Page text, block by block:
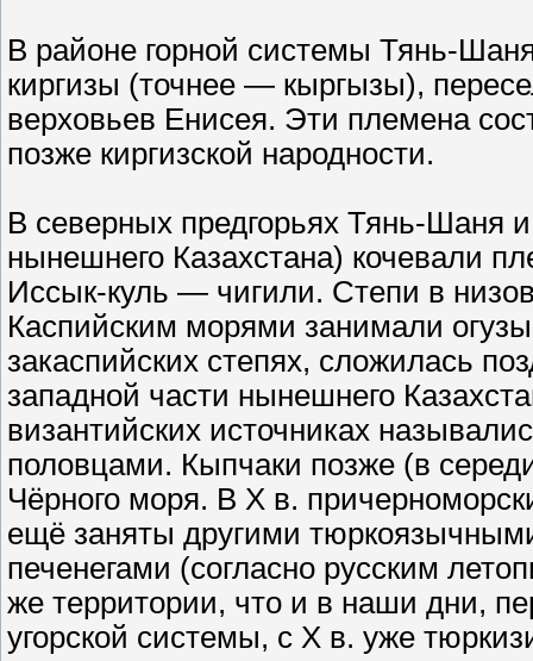
В районе горной системы Тянь-
киргизы (точнее — кыргызы),
верховьев Енисея. Эти племена
позже киргизской народности.
В северных предгорьях Тянь-Шаня
нынешнего Казахстана) кочевали
Иссык-куль — чигили. Степи в
Каспийским морями занимали
закаспийских степях, сложилась
западной части нынешнего
византийских источниках
половцами. Кыпчаки позже (в
Чёрного моря. В X в.
ещё заняты другими
печенегами (согласно русским
же территории, что и в наши дни,
угорской системы, с X в. уже